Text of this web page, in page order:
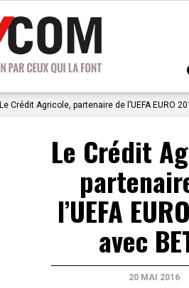
Le Crédit Agricole, partenaire de l’UEFA EURO
Le Crédit
l’UEFA
avec
20 MAI 2016